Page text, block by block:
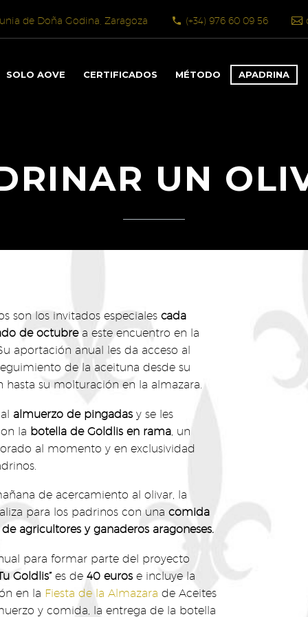
de Doña Godina, Zaragoza (+34) 976 60 09 56
SOLO AOVE CERTIFICADOS MÉTODO APADRINA
UN
son los invitados especiales cada
de octubrea este encuentro en la
aportación anual les da acceso al
de la aceituna desde su
hasta su molturación en la almazara.
almuerzo de pingadas y se les
la botella de Goldlis en rama , un
al momento y en exclusividad
de acercamiento al olivar, la
para los padrinos con una comida
agricultores y ganaderos aragoneses.
para formar parte del proyecto
Goldlis”es de 40 euros e incluye la
en la Fiesta de la Almazara de Aceites
y comida, la entrega de la botella